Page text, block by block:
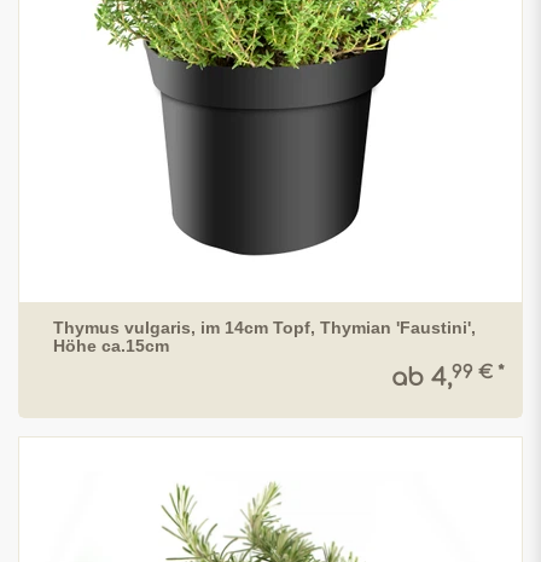
Thymus vulgaris, im 14cm Topf, Thymian 'Faustini',
Höhe ca.15cm
ab 4,99 € *